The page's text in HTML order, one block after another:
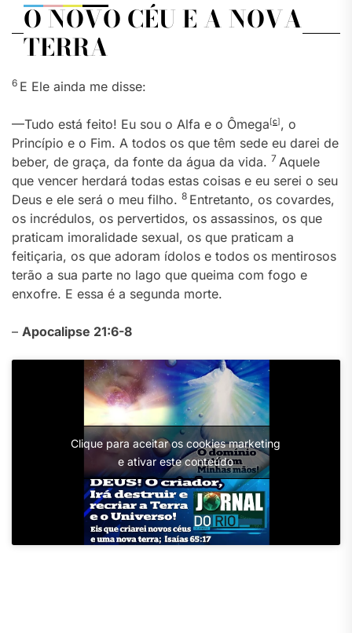
O NOVO CÉU E A NOVA
TERRA
6 E Ele ainda me disse:
—Tudo está feito! Eu sou o Alfa e o Ômega[c], o
Princípio e o Fim. A todos os que têm sede eu darei de
beber, de graça, da fonte da água da vida. 7 Aquele
que vencer herdará todas estas coisas e eu serei o seu
Deus e ele será o meu filho. 8 Entretanto, os covardes,
os incrédulos, os pervertidos, os assassinos, os que
praticam imoralidade sexual, os que praticam a
feitiçaria, os que adoram ídolos e todos os mentirosos
terão a sua parte no lago que queima com fogo e
enxofre. E essa é a segunda morte.
– Apocalipse 21:6-8
Clique para aceitar os cookies marketing
e ativar este conteúdo